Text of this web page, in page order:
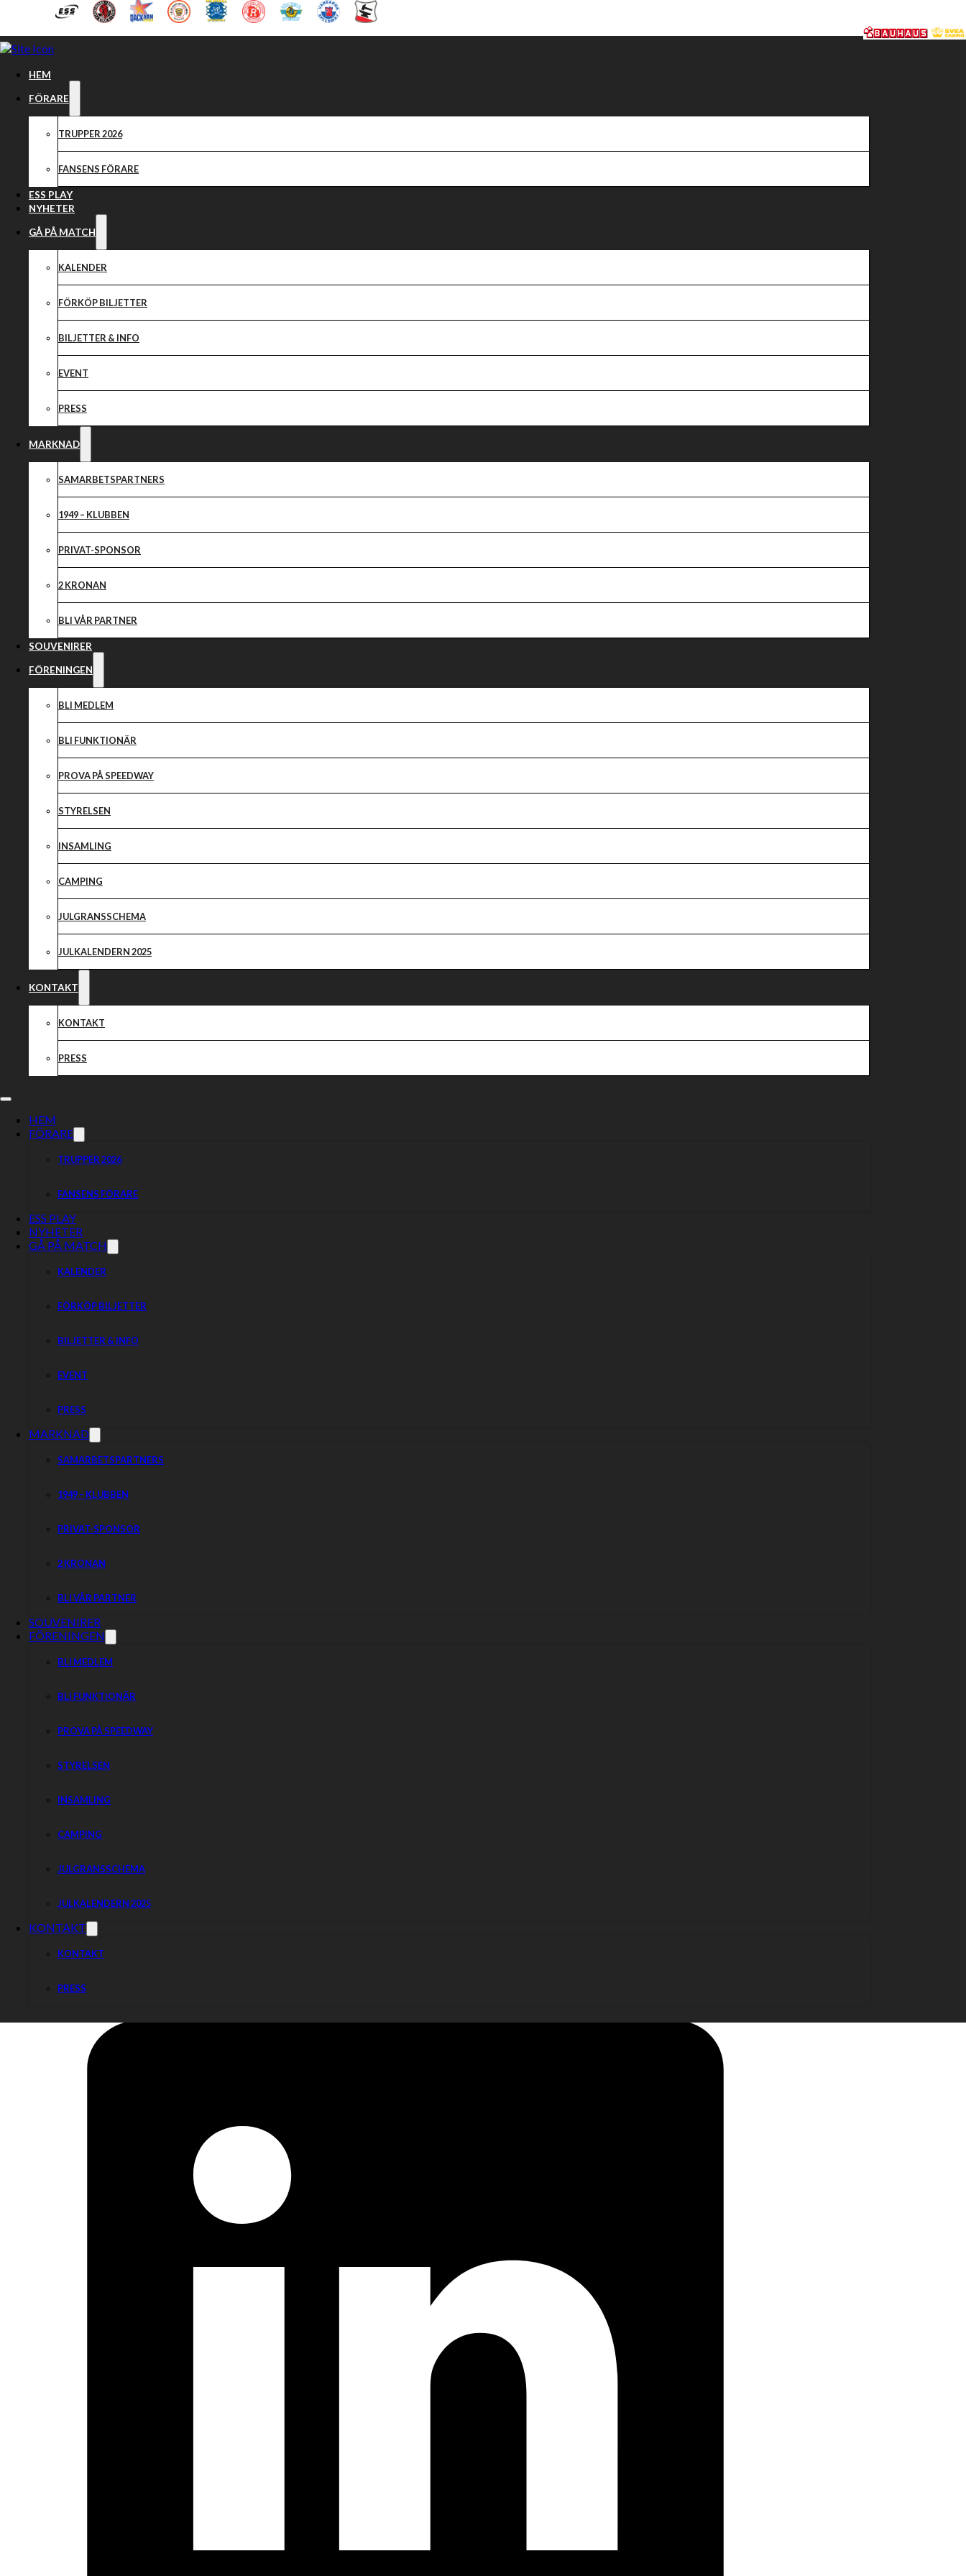
Hoppa till huvudinnehåll Hoppa till sidfot
HEM
FÖRARE
TRUPPER 2026
FANSENS FÖRARE
ESS PLAY
NYHETER
GÅ PÅ MATCH
KALENDER
FÖRKÖP BILJETTER
BILJETTER & INFO
EVENT
PRESS
MARKNAD
SAMARBETSPARTNERS
1949 – KLUBBEN
PRIVAT-SPONSOR
2 KRONAN
BLI VÅR PARTNER
SOUVENIRER
FÖRENINGEN
BLI MEDLEM
BLI FUNKTIONÄR
PROVA PÅ SPEEDWAY
STYRELSEN
INSAMLING
CAMPING
JULGRANSSCHEMA
JULKALENDERN 2025
KONTAKT
KONTAKT
PRESS
HEM
FÖRARE
TRUPPER 2026
FANSENS FÖRARE
ESS PLAY
NYHETER
GÅ PÅ MATCH
KALENDER
FÖRKÖP BILJETTER
BILJETTER & INFO
EVENT
PRESS
MARKNAD
SAMARBETSPARTNERS
1949 – KLUBBEN
PRIVAT-SPONSOR
2 KRONAN
BLI VÅR PARTNER
SOUVENIRER
FÖRENINGEN
BLI MEDLEM
BLI FUNKTIONÄR
PROVA PÅ SPEEDWAY
STYRELSEN
INSAMLING
CAMPING
JULGRANSSCHEMA
JULKALENDERN 2025
KONTAKT
KONTAKT
PRESS
Kick-off 2026
Dela nyheten: